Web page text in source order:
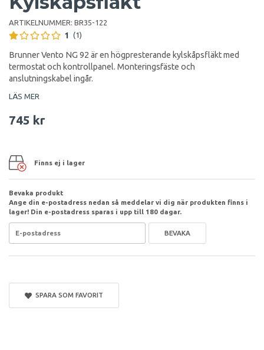
ARTIKELNUMMER: BR35-122
1 (1)
Brunner Vento NG 92 är en högpresterande kylskåpsfläkt med
termostat och kontrollpanel. Monteringsfäste och
anslutningskabel ingår.
LÄS MER
745 kr
Finns ej i lager
Bevaka produkt
Ange din e-postadress nedan så meddelar vi dig när produkten finns i
lager! Din e-postadress sparas i upp till 180 dagar.
BEVAKA
SPARA SOM FAVORIT